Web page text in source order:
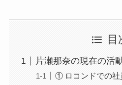
目
片瀬那奈の現在の活
① ロコンドでの社